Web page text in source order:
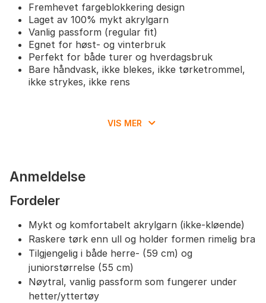
Fremhevet fargeblokkering design
Laget av 100% mykt akrylgarn
Vanlig passform (regular fit)
Egnet for høst- og vinterbruk
Perfekt for både turer og hverdagsbruk
Bare håndvask, ikke blekes, ikke tørketrommel,
ikke strykes, ikke rens
VIS MER
Anmeldelse
Fordeler
Mykt og komfortabelt akrylgarn (ikke-kløende)
Raskere tørk enn ull og holder formen rimelig bra
Tilgjengelig i både herre- (59 cm) og
juniorstørrelse (55 cm)
Nøytral, vanlig passform som fungerer under
hetter/yttertøy